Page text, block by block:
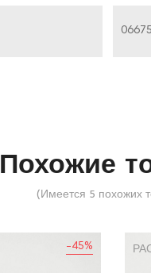
Похожие
(Имеется 5 похожих
-45%